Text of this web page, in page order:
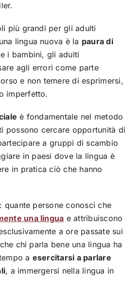
più grandi per gli adulti
lingua nuova è la paura di
i bambini, gli adulti
agli errori come parte
e non temere di esprimersi,
imperfetto.
è fondamentale nel metodo
possono cercare opportunità di
a gruppi di scambio
in paesi dove la lingua è
in pratica ciò che hanno
quante persone conosci che
una lingua e attribuiscono
a ore passate sui
chi parla bene una lingua ha
a esercitarsi a parlare
, a immergersi nella lingua in